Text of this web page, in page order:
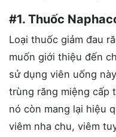
#1. Thuốc
Loại thuốc giảm đau
muốn giới thiệu đến
sử dụng viên uống
trùng răng miệng cấp
nó còn mang lại hiệu
viêm nha chu, viêm